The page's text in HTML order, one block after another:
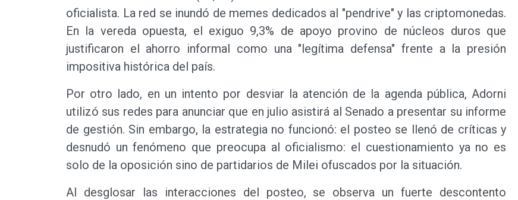
oficialista. La red se inundó de memes dedicados al "pendrive" y las criptomonedas.
En la vereda opuesta, el exiguo 9,3% de apoyo provino de núcleos duros que
justificaron el ahorro informal como una "legítima defensa" frente a la presión
impositiva histórica del país.
Por otro lado, en un intento por desviar la atención de la agenda pública, Adorni
utilizó sus redes para anunciar que en julio asistirá al Senado a presentar su informe
de gestión. Sin embargo, la estrategia no funcionó: el posteo se llenó de críticas y
desnudó un fenómeno que preocupa al oficialismo: el cuestionamiento ya no es
solo de la oposición sino de partidarios de Milei ofuscados por la situación.
Al desglosar las interacciones del posteo, se observa un fuerte descontento